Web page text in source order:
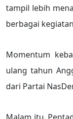
tampil lebih
berbagai
Momentum
ulang tahun
dari Partai